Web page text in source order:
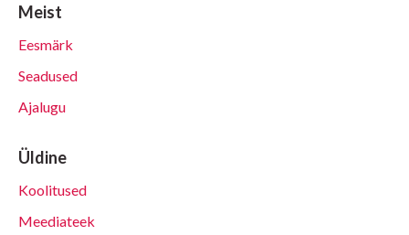
Meist
Eesmärk
Seadused
Ajalugu
Üldine
Koolitused
Meediateek